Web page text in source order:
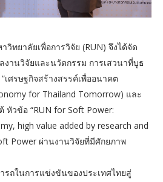
ทยาลัยเพื่อการวิจัย (RUN) จึงได้จัด
งานวิจัยและนวัตกรรม การเสวนาที่บูธ
เศรษฐกิจสร้างสรรค์เพื่ออนาคต
for Thailand Tomorrow) และ
หัวข้อ “RUN for Soft Power:
high value added by research and
Power ผ่านงานวิจัยที่มีศักยภาพ
รถในการแข่งขันของประเทศไทยสู่